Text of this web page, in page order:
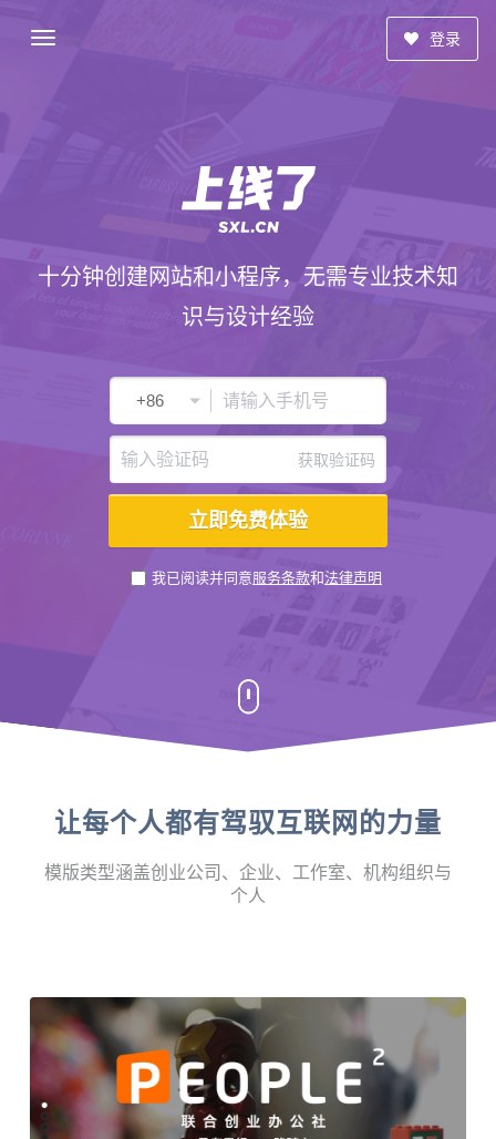
登录
十分钟创建网站和小程序，无需专业技术知
识与设计经验
获取验证码
我已阅读并同意服务条款和法律声明
让每个人都有驾驭互联网的力量
模版类型涵盖创业公司、企业、工作室、机构组织与
个人